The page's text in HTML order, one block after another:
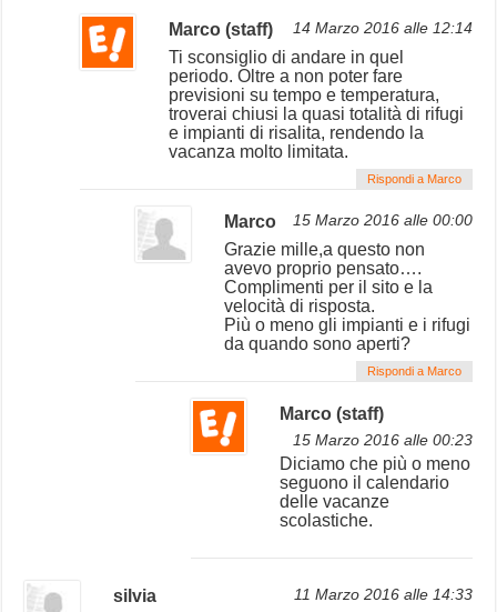
Marco (staff) 14 Marzo 2016 alle 12:14
Ti sconsiglio di andare in quel
periodo. Oltre a non poter fare
previsioni su tempo e temperatura,
troverai chiusi la quasi totalità di rifugi
e impianti di risalita, rendendo la
vacanza molto limitata.
Rispondi a Marco
Marco 15 Marzo 2016 alle 00:00
Grazie mille,a questo non
avevo proprio pensato….
Complimenti per il sito e la
velocità di risposta.
Più o meno gli impianti e i rifugi
da quando sono aperti?
Rispondi a Marco
Marco (staff)
15 Marzo 2016 alle 00:23
Diciamo che più o meno
seguono il calendario
delle vacanze
scolastiche.
silvia 11 Marzo 2016 alle 14:33